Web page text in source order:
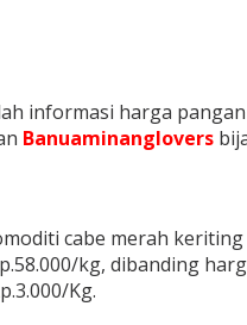
informasi harga
Banuaminanglovers
cabe merah
kg, dibanding
Kg.